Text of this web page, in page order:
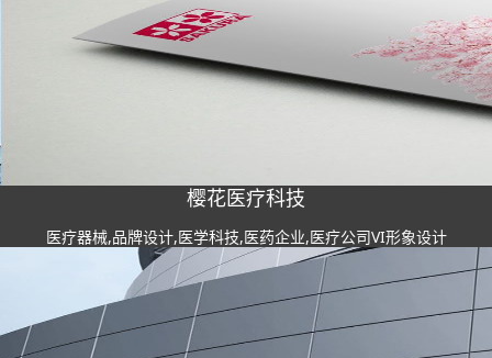
樱花医疗科技
医疗器械,品牌设计,医学科技,医药企业,医疗公司VI形象设计